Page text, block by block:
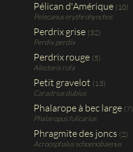
Pélican d'Amérique (10)
Pelecanus erythrohynchos
Perdrix grise (32)
Perdix perdix
Perdrix rouge (5)
Alectoris rufa
Petit gravelot (13)
Caradrius dubius
Phalarope à bec large (7)
Phalaropus fulicarius
Phragmite des joncs (2)
Acrocephalus schoenobaenus